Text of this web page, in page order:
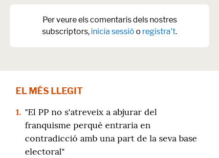
Per veure els comentaris dels nostres
subscriptors, inicia sessió o registra't.
EL MÉS LLEGIT
1. "El PP no s'atreveix a abjurar del
franquisme perquè entraria en
contradicció amb una part de la seva base
electoral"